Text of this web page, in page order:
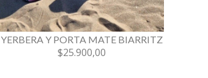
YERBERA Y PORTA MATE BIARRITZ
$25.900,00